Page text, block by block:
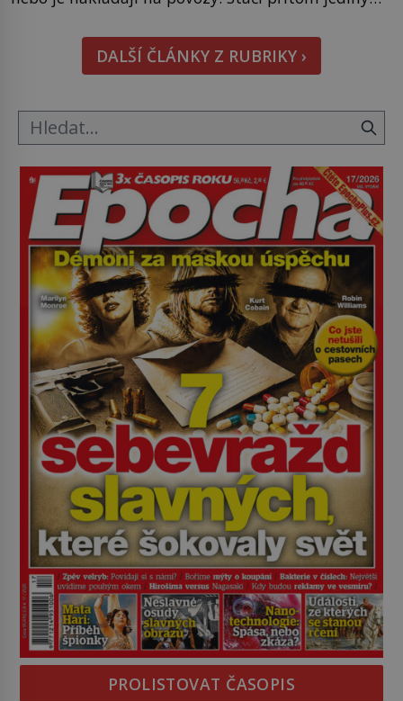
nikdo dlouho nedostane. Až jednou se na letišti
ozve věta, která změní […]
DALŠÍ ČLÁNKY Z RUBRIKY ›
PROLISTOVAT ČASOPIS